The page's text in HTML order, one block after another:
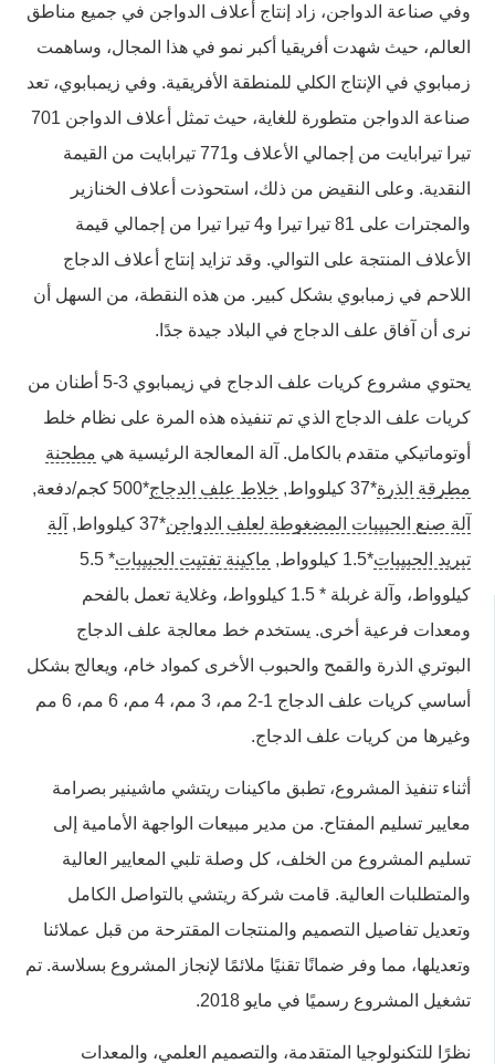
وفي صناعة الدواجن، زاد إنتاج أعلاف الدواجن في جميع مناطق
العالم، حيث شهدت أفريقيا أكبر نمو في هذا المجال، وساهمت
زمبابوي في الإنتاج الكلي للمنطقة الأفريقية. وفي زيمبابوي، تعد
صناعة الدواجن متطورة للغاية، حيث تمثل أعلاف الدواجن 701
تيرا تيرابايت من إجمالي الأعلاف و771 تيرابايت من القيمة
النقدية. وعلى النقيض من ذلك، استحوذت أعلاف الخنازير
والمجترات على 81 تيرا تيرا و4 تيرا تيرا من إجمالي قيمة
الأعلاف المنتجة على التوالي. وقد تزايد إنتاج أعلاف الدجاج
اللاحم في زمبابوي بشكل كبير. من هذه النقطة، من السهل أن
نرى أن آفاق علف الدجاج في البلاد جيدة جدًا.
يحتوي مشروع كريات علف الدجاج في زيمبابوي 3-5 أطنان من
كريات علف الدجاج الذي تم تنفيذه هذه المرة على نظام خلط
أوتوماتيكي متقدم بالكامل. آلة المعالجة الرئيسية هي مطحنة
مطرقة الذرة*37 كيلوواط, خلاط علف الدجاج*500 كجم/دفعة,
آلة صنع الحبيبات المضغوطة لعلف الدواجن*37 كيلوواط,
آلة
تبريد الحبيبات*1.5 كيلوواط, ماكينة تفتيت الحبيبات * 5.5
كيلوواط، وآلة غربلة * 1.5 كيلوواط، وغلاية تعمل بالفحم
ومعدات فرعية أخرى. يستخدم خط معالجة علف الدجاج
البوتري الذرة والقمح والحبوب الأخرى كمواد خام، ويعالج بشكل
أساسي كريات علف الدجاج 1-2 مم، 3 مم، 4 مم، 6 مم، 6 مم
وغيرها من كريات علف الدجاج.
أثناء تنفيذ المشروع، تطبق ماكينات ريتشي ماشينير بصرامة
معايير تسليم المفتاح. من مدير مبيعات الواجهة الأمامية إلى
تسليم المشروع من الخلف، كل وصلة تلبي المعايير العالية
والمتطلبات العالية. قامت شركة ريتشي بالتواصل الكامل
وتعديل تفاصيل التصميم والمنتجات المقترحة من قبل عملائنا
وتعديلها، مما وفر ضمانًا تقنيًا ملائمًا لإنجاز المشروع بسلاسة. تم
تشغيل المشروع رسميًا في مايو 2018.
نظرًا للتكنولوجيا المتقدمة، والتصميم العلمي، والمعدات